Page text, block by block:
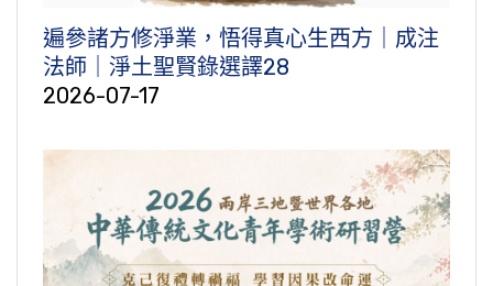
遍參諸方修淨業，悟得真心生西方｜成注
法師｜淨土聖賢錄選譯28
2026-07-17